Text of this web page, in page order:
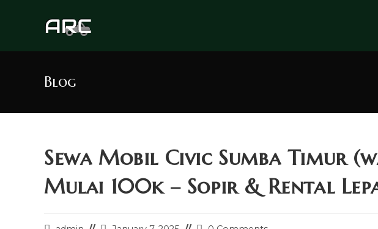
Blog
Sewa Mobil Civic Sumba Timur
Mulai 100k – Sopir & Rental